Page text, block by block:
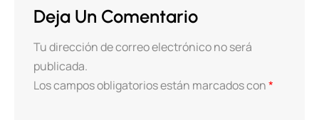
Deja Un Comentario
Tu dirección de correo electrónico no será
publicada.
Los campos obligatorios están marcados con*